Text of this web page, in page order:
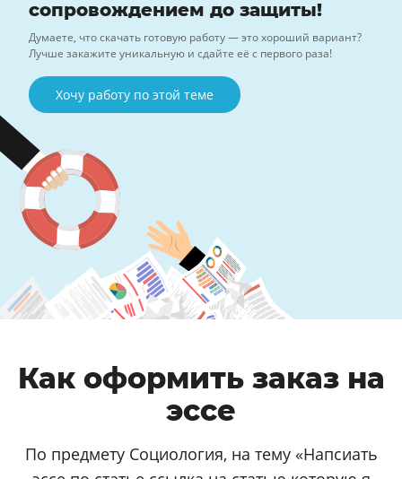
сопровождением до защиты!
Думаете, что скачать готовую работу — это хороший вариант?
Лучше закажите уникальную и сдайте её с первого раза!
Хочу работу по этой теме
Как оформить заказ на
эссе
По предмету Социология, на тему «Напсиать